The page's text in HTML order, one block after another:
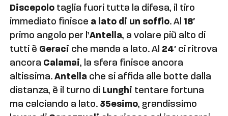
Discepolo taglia fuori tutta la difesa, il tiro
immediato finisce a lato di un soffio. Al 18′
primo angolo per l’Antella, a volare più alto di
tutti è Geraci che manda a lato. Al 24′ ci ritrova
ancora Calamai, la sfera finisce ancora
altissima.Antella che si affida alle botte dalla
distanza, è il turno di Lunghi tentare fortuna
ma calciando a lato. 35esimo, grandissimo